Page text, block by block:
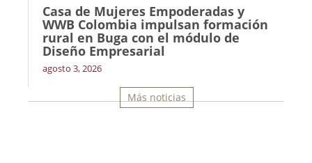
Casa de Mujeres Empoderadas y
WWB Colombia impulsan formación
rural en Buga con el módulo de
Diseño Empresarial
agosto 3, 2026
Más noticias